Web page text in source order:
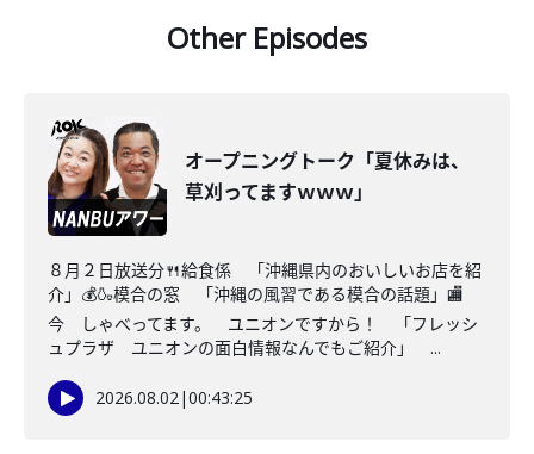
Other Episodes
オープニングトーク「夏休みは、
草刈ってますｗｗｗ」
８月２日放送分🍴給食係 「沖縄県内のおいしいお店を紹
介」💰🍶模合の窓 「沖縄の風習である模合の話題」🏬
今 しゃべってます。 ユニオンですから！ 「フレッシ
ュプラザ ユニオンの面白情報なんでもご紹介」 ...
2026.08.02|00:43:25